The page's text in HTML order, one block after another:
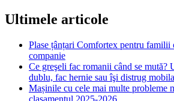
Ultimele articole
Plase țânțari Comfortex pentru familii
companie
Ce greşeli fac romanii când se mută?
dublu, fac hernie sau îşi distrug mobila
Mașinile cu cele mai multe probleme